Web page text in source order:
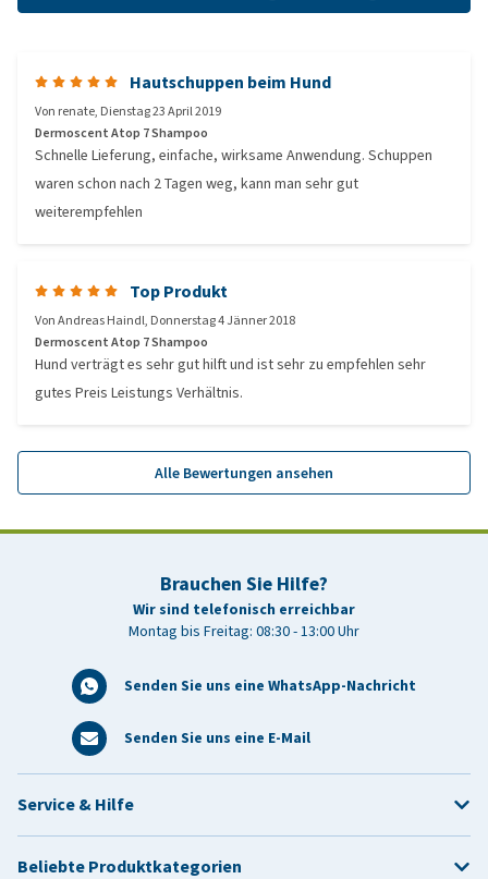
Hautschuppen beim Hund
Von renate, Dienstag 23 April 2019
Dermoscent Atop 7 Shampoo
Schnelle Lieferung, einfache, wirksame Anwendung. Schuppen
waren schon nach 2 Tagen weg, kann man sehr gut
weiterempfehlen
Top Produkt
VonAndreas Haindl, Donnerstag 4 Jänner 2018
Dermoscent Atop 7 Shampoo
Hund verträgt es sehr gut hilft und ist sehr zu empfehlen sehr
gutes Preis Leistungs Verhältnis.
Alle Bewertungen ansehen
Brauchen Sie Hilfe?
Wir sind telefonisch erreichbar
Montag bis Freitag: 08:30 - 13:00 Uhr
Senden Sie uns eine WhatsApp-Nachricht
Senden Sie uns eine E-Mail
Service & Hilfe
Beliebte Produktkategorien